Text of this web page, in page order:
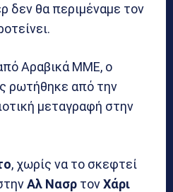
δεν θα περιμέναμε τον
Αραβικά ΜΜΕ, ο
ρωτήθηκε από την
μεταγραφή στην
, χωρίς να το σκεφτεί
Αλ Νασρ τονΧάρι